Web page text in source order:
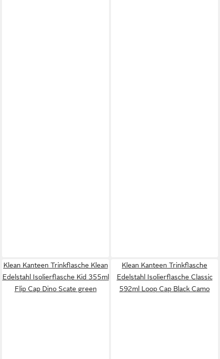
Klean Kanteen Trinkflasche Klean
Edelstahl Isolierflasche Kid 355ml
Flip Cap Dino Scate green
Klean Kanteen Trinkflasche
Edelstahl Isolierflasche Classic
592ml Loop Cap Black Camo